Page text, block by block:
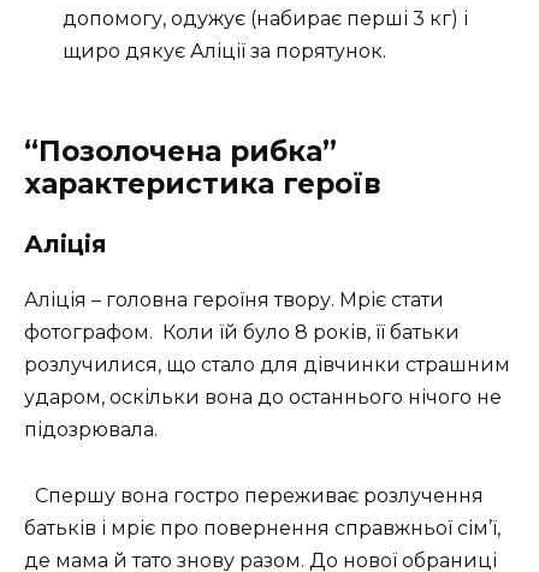
допомогу, одужує (набирає перші 3 кг) і
щиро дякує Аліції за порятунок.
“Позолочена рибка”
характеристика героїв
Аліція
Аліція – головна героїня твору. Мріє стати
фотографом. Коли їй було 8 років, її батьки
розлучилися, що стало для дівчинки страшним
ударом, оскільки вона до останнього нічого не
підозрювала.
Спершу вона гостро переживає розлучення
батьків і мріє про повернення справжньої сім’ї,
де мама й тато знову разом. До нової обраниці